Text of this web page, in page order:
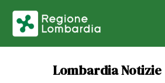
Lombardia Notizie